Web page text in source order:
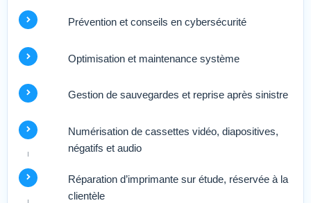
Prévention et conseils en cybersécurité
Optimisation et maintenance système
Gestion de sauvegardes et reprise après sinistre
Numérisation de cassettes vidéo, diapositives,
négatifs et audio
Réparation d’imprimante sur étude, réservée à la
clientèle